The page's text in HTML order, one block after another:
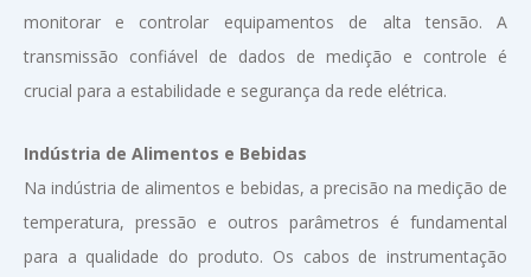
monitorar e controlar equipamentos de alta tensão. A
transmissão confiável de dados de medição e controle é
crucial para a estabilidade e segurança da rede elétrica.
Indústria de Alimentos e Bebidas
Na indústria de alimentos e bebidas, a precisão na medição de
temperatura, pressão e outros parâmetros é fundamental
para a qualidade do produto. Os cabos de instrumentação